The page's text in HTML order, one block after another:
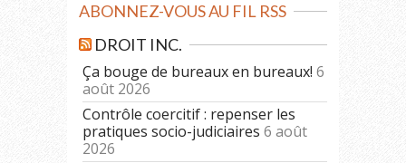
ABONNEZ-VOUS AU FIL RSS
DROIT INC.
Ça bouge de bureaux en bureaux! 6
août 2026
Contrôle coercitif : repenser les
pratiques socio-judiciaires 6 août
2026